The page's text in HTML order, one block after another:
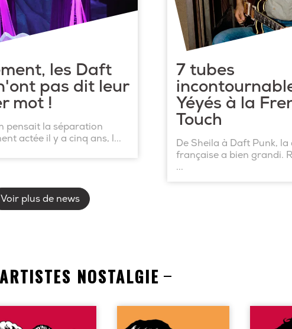
les Daft
pas dit leur
mot !
pensait la séparation
actée il y a cinq ans, l...
7 tubes
Yéyés à la
Touch
De Sheila à Daft Punk, la
française a bien grandi.
...
Voir plus de news
NOSTALGIE